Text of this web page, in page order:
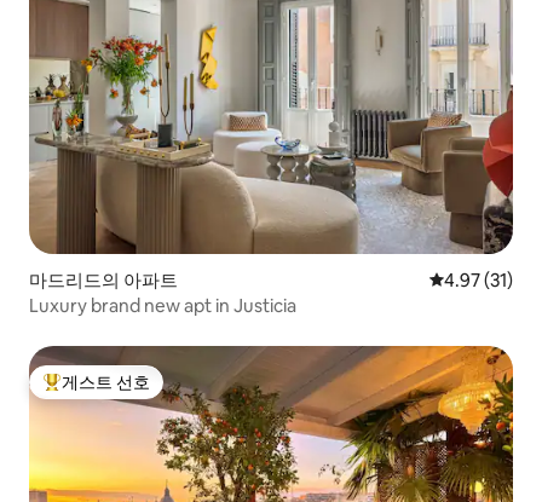
마드리드의 아파트 평점 4.97점
4.97 (31)
Luxury brand new apt in Justicia
상위 게스트 선호
게스트 선호